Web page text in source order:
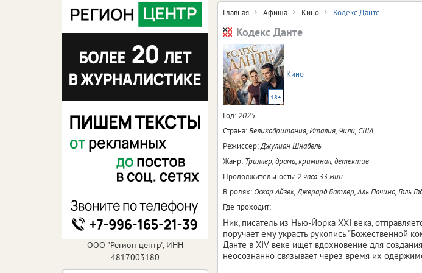
Главная Афиша Кино Кодекс Данте
Кодекс Данте
18+
Кино
Год:2025
Страна:Великобритания, Италия, Чили, США
Режиссер:Джулиан Шнабель
Жанр: Триллер, драма, криминал, детектив
Продолжительность:2 часа 33 мин.
В ролях: Оскар Айзек, Джерард Батлер, Аль Пачино, Галь
Где проходит:
Ник, писатель из Нью-Йорка XXI века,
поручает ему украсть рукопись "Божественной
Данте в XIV веке ищет вдохновение для
неосознанно связывает через время их
ООО "Регион центр", ИНН
4817003180